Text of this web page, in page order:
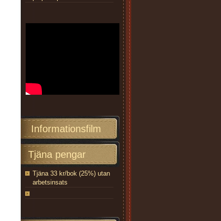
Informationsfilm
Tjäna pengar
Tjäna 33 kr/bok (25%) utan
arbetsinsats